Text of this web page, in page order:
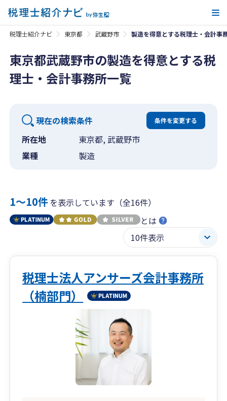
税理士紹介ナビ 東京都 武蔵野市 製造を得意とする税理士・会計事
東京都武蔵野市の製造を得意とする税
理士・会計事務所一覧
現在の検索条件 条件を変更する
所在地
東京都, 武蔵野市
業種
製造
1〜10件を表示しています（全16件）
とは
税理士法人アンサーズ会計事務所
（楠部門）